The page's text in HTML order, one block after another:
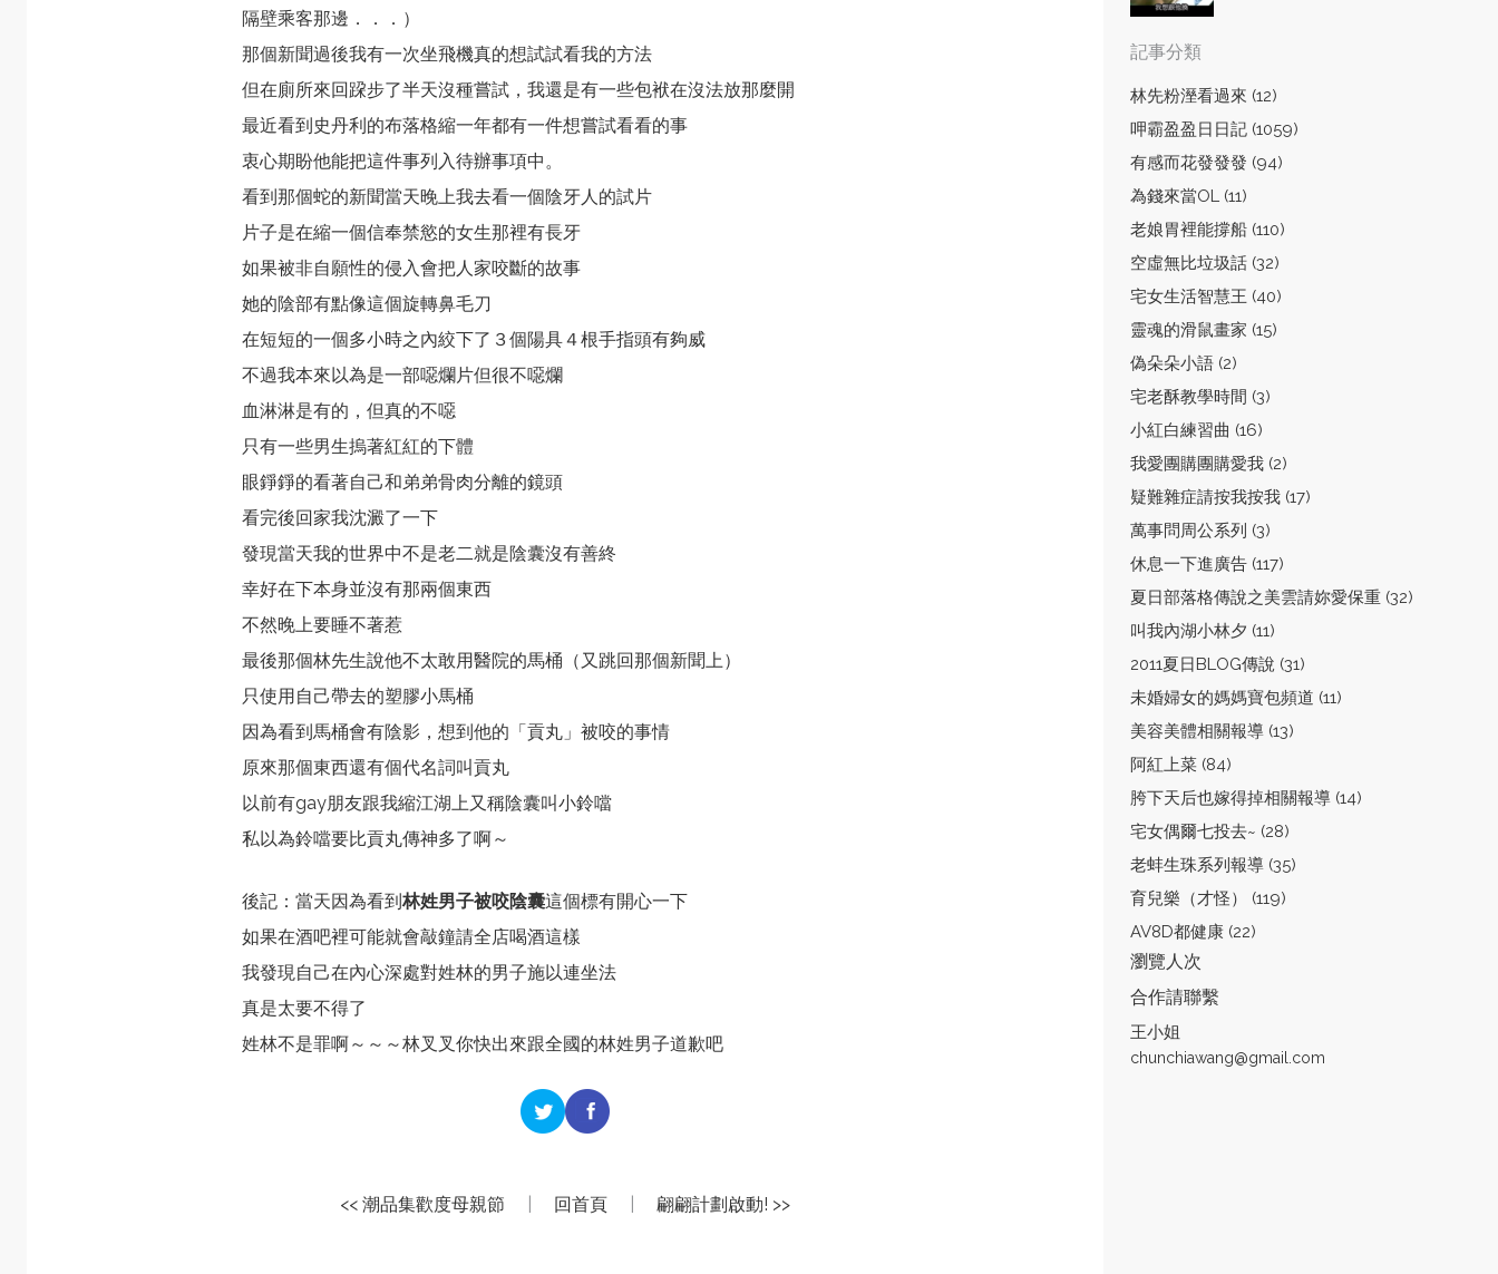
隔壁乘客那邊．．．）
那個新聞過後我有一次坐飛機真的想試試看我的方法
但在廁所來回跥步了半天沒種嘗試，我還是有一些包袱在沒法放那麼開
最近看到史丹利的布落格縮一年都有一件想嘗試看看的事
衷心期盼他能把這件事列入待辦事項中。
看到那個蛇的新聞當天晚上我去看一個陰牙人的試片
片子是在縮一個信奉禁慾的女生那裡有長牙
如果被非自願性的侵入會把人家咬斷的故事
她的陰部有點像這個旋轉鼻毛刀
在短短的一個多小時之內絞下了３個陽具４根手指頭有夠威
不過我本來以為是一部噁爛片但很不噁爛
血淋淋是有的，但真的不噁
只有一些男生摀著紅紅的下體
眼錚錚的看著自己和弟弟骨肉分離的鏡頭
看完後回家我沈澱了一下
發現當天我的世界中不是老二就是陰囊沒有善終
幸好在下本身並沒有那兩個東西
不然晚上要睡不著惹
最後那個林先生說他不太敢用醫院的馬桶（又跳回那個新聞上）
只使用自己帶去的塑膠小馬桶
因為看到馬桶會有陰影，想到他的「貢丸」被咬的事情
原來那個東西還有個代名詞叫貢丸
以前有gay朋友跟我縮江湖上又稱陰囊叫小鈴噹
私以為鈴噹要比貢丸傳神多了啊～
後記：當天因為看到林姓男子被咬陰囊這個標有開心一下
如果在酒吧裡可能就會敲鐘請全店喝酒這樣
我發現自己在內心深處對姓林的男子施以連坐法
真是太要不得了
姓林不是罪啊～～～林叉叉你快出來跟全國的林姓男子道歉吧
<< 潮品集歡度母親節 回首頁 翩翩計劃啟動! >>
記事分類
林先粉溼看過來 (12)
呷霸盈盈日日記 (1059)
有感而花發發發 (94)
為錢來當OL (11)
老娘胃裡能撐船 (110)
空虛無比垃圾話 (32)
宅女生活智慧王 (40)
靈魂的滑鼠畫家 (15)
偽朵朵小語 (2)
宅老酥教學時間 (3)
小紅白練習曲 (16)
我愛團購團購愛我 (2)
疑難雜症請按我按我 (17)
萬事問周公系列 (3)
休息一下進廣告 (117)
夏日部落格傳說之美雲請妳愛保重 (32)
叫我內湖小林夕 (11)
2011夏日BLOG傳說 (31)
未婚婦女的媽媽寶包頻道 (11)
美容美體相關報導 (13)
阿紅上菜 (84)
胯下天后也嫁得掉相關報導 (14)
宅女偶爾七投去~ (28)
老蚌生珠系列報導 (35)
育兒樂（才怪） (119)
AV8D都健康 (22)
瀏覽人次
合作請聯繫
王小姐
chunchiawang@gmail.com